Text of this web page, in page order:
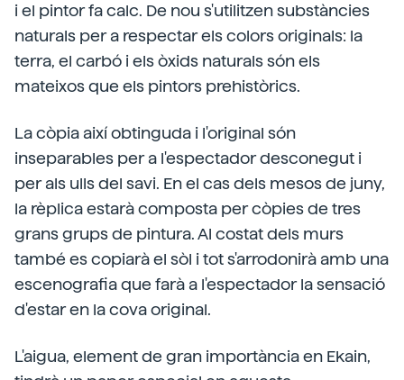
i el pintor fa calc. De nou s'utilitzen substàncies
naturals per a respectar els colors originals: la
terra, el carbó i els òxids naturals són els
mateixos que els pintors prehistòrics.
La còpia així obtinguda i l'original són
inseparables per a l'espectador desconegut i
per als ulls del savi. En el cas dels mesos de juny,
la rèplica estarà composta per còpies de tres
grans grups de pintura. Al costat dels murs
també es copiarà el sòl i tot s'arrodonirà amb una
escenografia que farà a l'espectador la sensació
d'estar en la cova original.
L'aigua, element de gran importància en Ekain,